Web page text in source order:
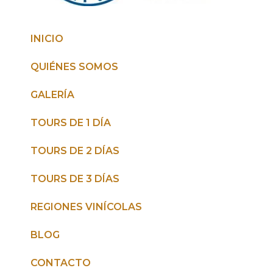
INICIO
QUIÉNES SOMOS
GALERÍA
TOURS DE 1 DÍA
TOURS DE 2 DÍAS
TOURS DE 3 DÍAS
REGIONES VINÍCOLAS
BLOG
CONTACTO